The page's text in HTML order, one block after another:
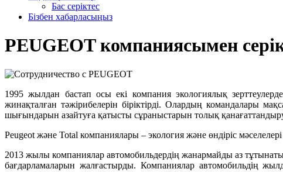
Бас серіктес
Бізбен хабарласыңыз
PEUGEOT компаниясымен
1995 жылдан бастап осы екі компания экологиялық
жинақталған тәжірибелерін біріктірді. Олардың командалары
шығындарын азайтуға қатысты сұраныстарын толық
Peugeot және Total компаниялары – экология және өндіріс
2013 жылы компаниялар автомобильдердің жанармайды аз
бағдарламаларын жалғастырды. Компаниялар автомобильдің